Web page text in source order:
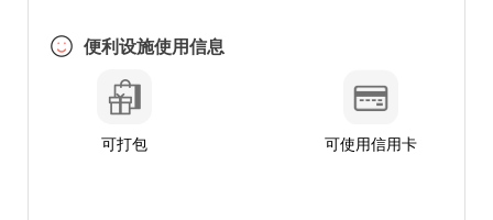
便利设施使用信息
可打包 可使用信用卡